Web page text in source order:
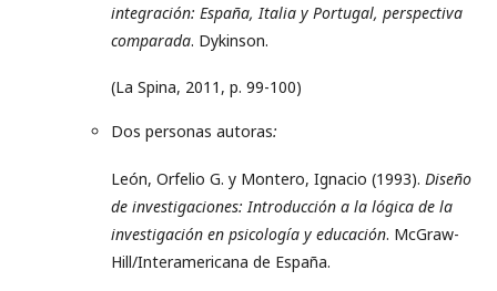
integración: España, Italia y Portugal, perspectiva
comparada. Dykinson.
(La Spina, 2011, p. 99-100)
Dos personas autoras:
León, Orfelio G. y Montero, Ignacio (1993). Diseño
de investigaciones: Introducción a la lógica de la
investigación en psicología y educación. McGraw-
Hill/Interamericana de España.